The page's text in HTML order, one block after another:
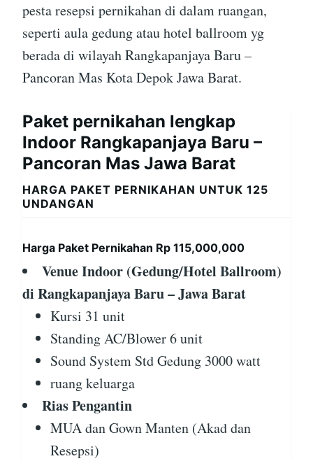
pesta resepsi pernikahan di dalam ruangan,
seperti aula gedung atau hotel ballroom yg
berada di wilayah Rangkapanjaya Baru –
Pancoran Mas Kota Depok Jawa Barat.
Paket pernikahan lengkap
Indoor Rangkapanjaya Baru –
Pancoran Mas Jawa Barat
HARGA PAKET PERNIKAHAN UNTUK 125
UNDANGAN
Harga Paket Pernikahan Rp 115,000,000
Venue Indoor (Gedung/Hotel Ballroom)
di Rangkapanjaya Baru – Jawa Barat
Kursi 31 unit
Standing AC/Blower 6 unit
Sound System Std Gedung 3000 watt
ruang keluarga
Rias Pengantin
MUA dan Gown Manten (Akad dan
Resepsi)